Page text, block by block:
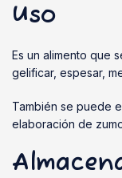
Uso
Es un alimento que
gelificar, espesar,
También se puede
elaboración de